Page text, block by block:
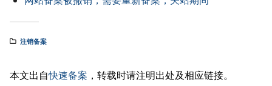
注销备案
本文出自快速备案 ，转载时请注明出处及相应链接。